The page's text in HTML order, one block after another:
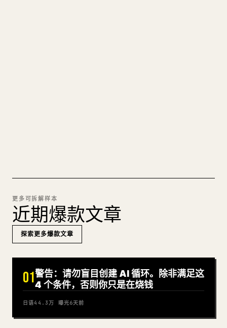
更多可拆解样本
近期爆款文章
探索更多爆款文章
01警告：请勿盲目创建 AI 循环。除非满足这
4 个条件，否则你只是在烧钱
日语44.3万 曝光6天前